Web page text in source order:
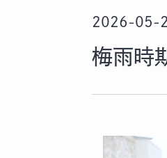
2026-05-
梅雨時